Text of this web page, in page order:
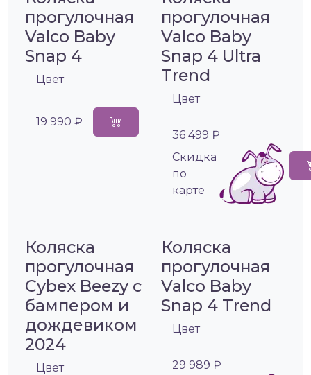
прогулочная
Valco Baby
Snap 4
Цвет
19 990 ₽
прогулочная
Valco Baby
Snap 4 Ultra
Trend
Цвет
36 499 ₽
Cкидка
по
карте
Коляска
прогулочная
Cybex Beezy с
бампером и
дождевиком
2024
Цвет
Коляска
прогулочная
Valco Baby
Snap 4 Trend
Цвет
29 989 ₽